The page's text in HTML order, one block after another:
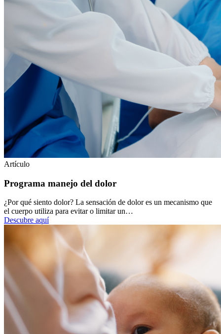
Artículo
Programa manejo del dolor
¿Por qué siento dolor? La sensación de dolor es un mecanismo que
el cuerpo utiliza para evitar o limitar un…
Descubre aquí